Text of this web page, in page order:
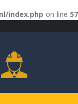
index.php on line 57